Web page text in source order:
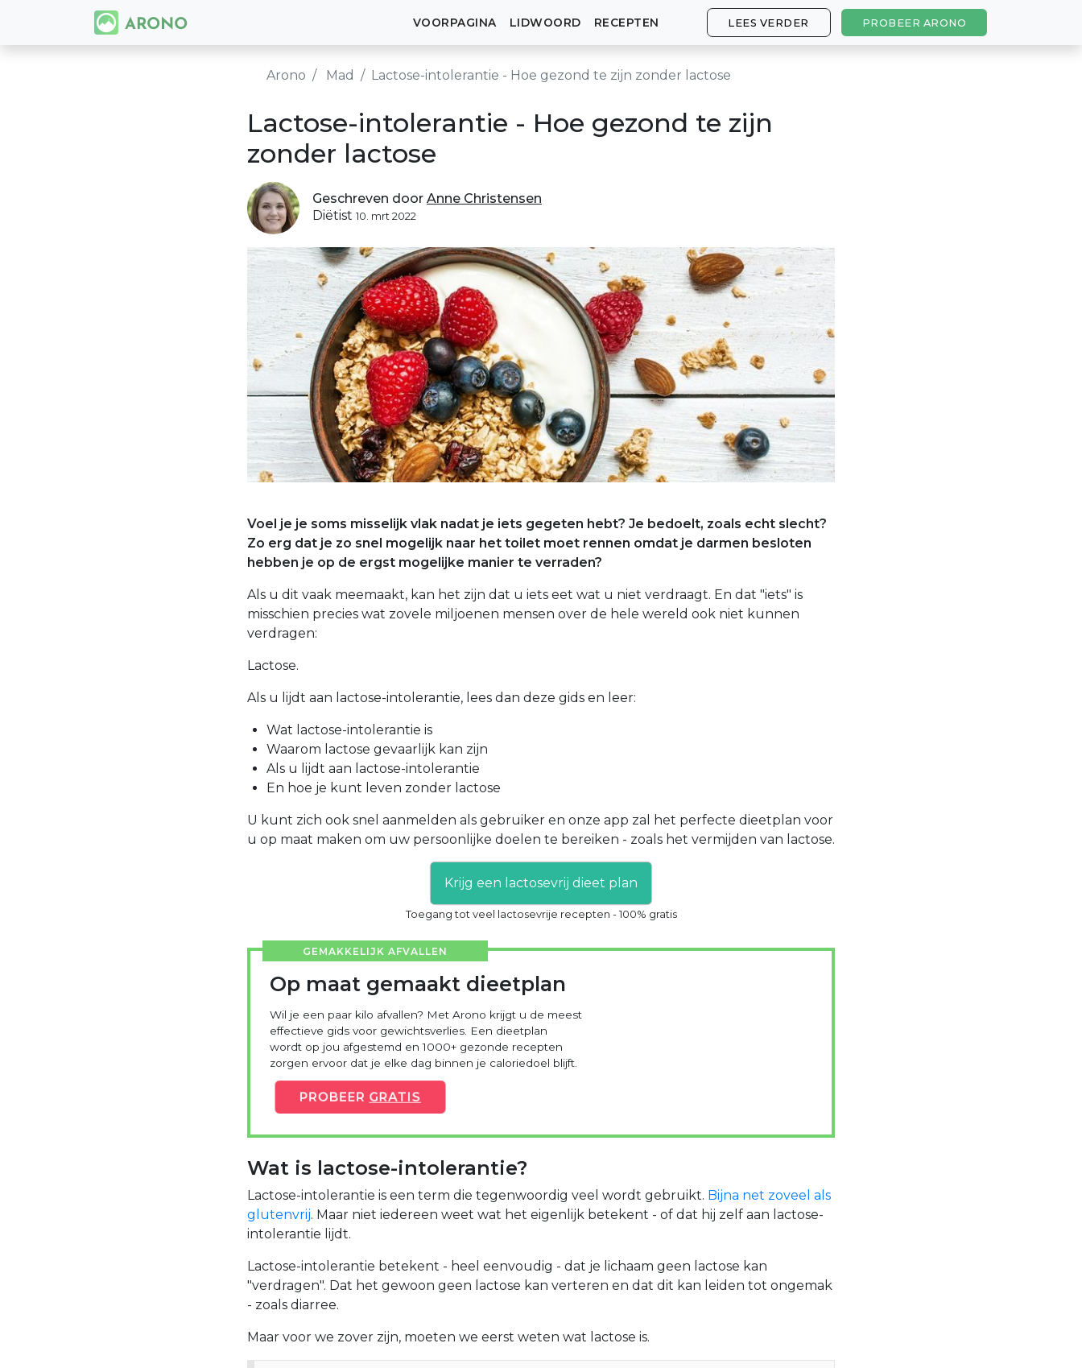
VOORPAGINA LIDWOORD RECEPTEN LEES VERDER PROBEER ARONO
Arono Mad Lactose-intolerantie - Hoe gezond te zijn zonder lactose
Lactose-intolerantie - Hoe gezond te zijn
zonder lactose
Geschreven door Anne Christensen
Diëtist 10. mrt 2022
Voel je je soms misselijk vlak nadat je iets gegeten hebt? Je bedoelt, zoals echt slecht?
Zo erg dat je zo snel mogelijk naar het toilet moet rennen omdat je darmen besloten
hebben je op de ergst mogelijke manier te verraden?
Als u dit vaak meemaakt, kan het zijn dat u iets eet wat u niet verdraagt. En dat "iets" is
misschien precies wat zovele miljoenen mensen over de hele wereld ook niet kunnen
verdragen:
Lactose.
Als u lijdt aan lactose-intolerantie, lees dan deze gids en leer:
Wat lactose-intolerantie is
Waarom lactose gevaarlijk kan zijn
Als u lijdt aan lactose-intolerantie
En hoe je kunt leven zonder lactose
U kunt zich ook snel aanmelden als gebruiker en onze app zal het perfecte dieetplan voor
u op maat maken om uw persoonlijke doelen te bereiken - zoals het vermijden van lactose.
Krijg een lactosevrij dieet plan
Toegang tot veel lactosevrije recepten - 100% gratis
GEMAKKELIJK AFVALLEN
Op maat gemaakt dieetplan
Wil je een paar kilo afvallen? Met Arono krijgt u de meest
effectieve gids voor gewichtsverlies. Een dieetplan
wordt op jou afgestemd en 1000+ gezonde recepten
zorgen ervoor dat je elke dag binnen je caloriedoel blijft.
PROBEER GRATIS
Wat is lactose-intolerantie?
Lactose-intolerantie is een term die tegenwoordig veel wordt gebruikt. Bijna net zoveel als
glutenvrij. Maar niet iedereen weet wat het eigenlijk betekent - of dat hij zelf aan lactose-
intolerantie lijdt.
Lactose-intolerantie betekent - heel eenvoudig - dat je lichaam geen lactose kan
"verdragen". Dat het gewoon geen lactose kan verteren en dat dit kan leiden tot ongemak
- zoals diarree.
Maar voor we zover zijn, moeten we eerst weten wat lactose is.